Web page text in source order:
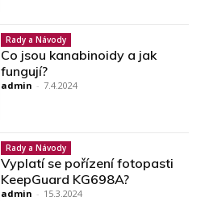
Rady a Návody
Co jsou kanabinoidy a jak
fungují?
admin - 7.4.2024
Rady a Návody
Vyplatí se pořízení fotopasti
KeepGuard KG698A?
admin - 15.3.2024